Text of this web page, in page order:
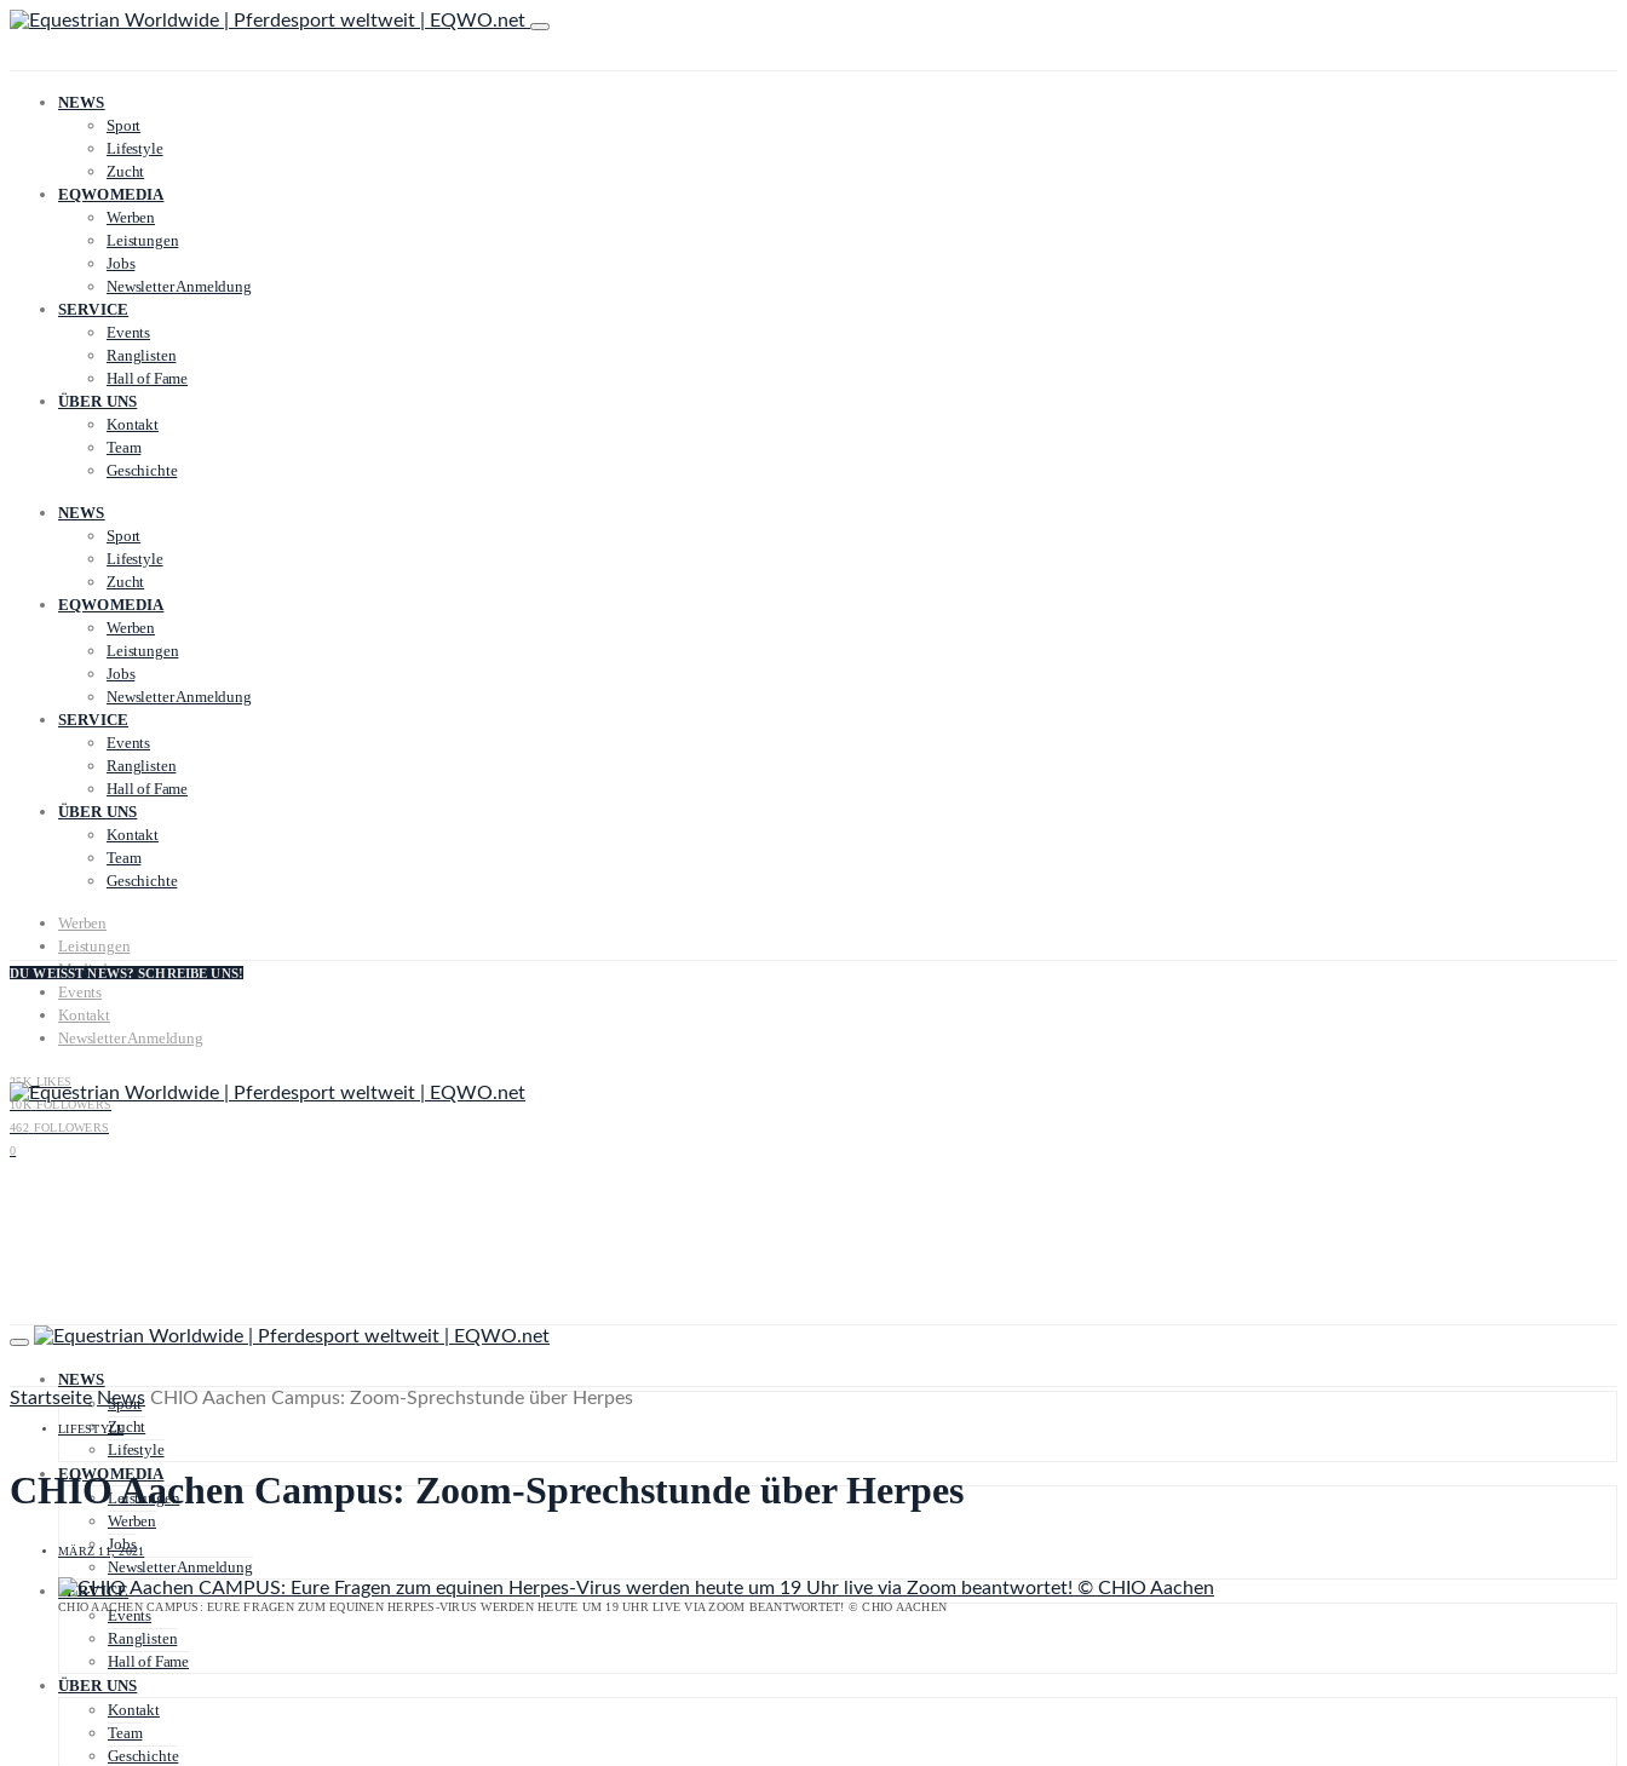
NEWS
Sport
Lifestyle
Zucht
EQWOMEDIA
Werben
Leistungen
Jobs
Newsletter Anmeldung
SERVICE
Events
Ranglisten
Hall of Fame
ÜBER UNS
Kontakt
Team
Geschichte
NEWS
Sport
Lifestyle
Zucht
EQWOMEDIA
Werben
Leistungen
Jobs
Newsletter Anmeldung
SERVICE
Events
Ranglisten
Hall of Fame
ÜBER UNS
Kontakt
Team
Geschichte
Werben
Leistungen
Mediadaten
Events
Kontakt
Newsletter Anmeldung
25K LIKES
10K FOLLOWERS
462 FOLLOWERS
0
DU WEISST NEWS? SCHREIBE UNS!
NEWS
Sport
Zucht
Lifestyle
EQWOMEDIA
Leistungen
Werben
Jobs
Newsletter Anmeldung
SERVICE
Events
Ranglisten
Hall of Fame
ÜBER UNS
Kontakt
Team
Geschichte
Startseite News CHIO Aachen Campus: Zoom-Sprechstunde über Herpes
LIFESTYLE
CHIO Aachen Campus: Zoom-Sprechstunde über Herpes
MÄRZ 11, 2021
CHIO AACHEN CAMPUS: EURE FRAGEN ZUM EQUINEN HERPES-VIRUS WERDEN HEUTE UM 19 UHR LIVE VIA ZOOM BEANTWORTET! © CHIO AACHEN